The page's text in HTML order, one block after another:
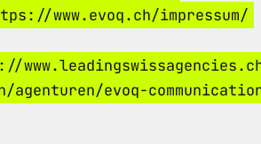
www.evoq.ch/impressum/
agenturen/evoq-